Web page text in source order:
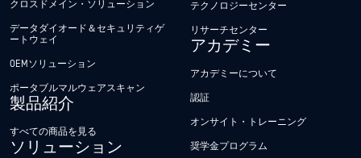
クロスドメイン・ソリューション
データダイオード＆セキュリティゲ
ートウェイ
OEMソリューション
ポータブルマルウェアスキャン
製品紹介
すべての商品を見る
ソリューション
テクノロジーセンター
リサーチセンター
アカデミー
アカデミーについて
認証
オンサイト・トレーニング
奨学金プログラム